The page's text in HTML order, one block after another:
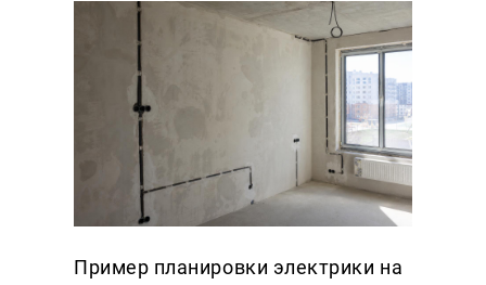
Пример планировки электрики на